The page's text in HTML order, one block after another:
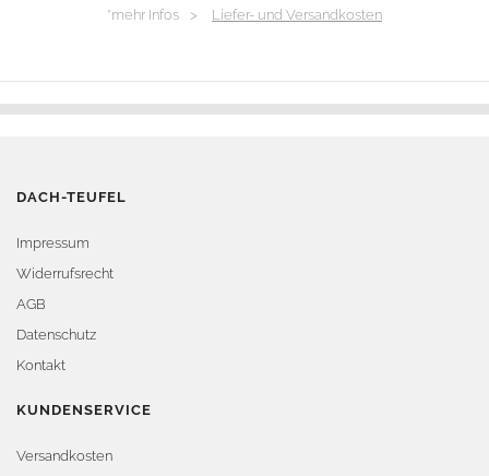
*mehr Infos > Liefer- und Versandkosten
DACH-TEUFEL
Impressum
Widerrufsrecht
AGB
Datenschutz
Kontakt
KUNDENSERVICE
Versandkosten